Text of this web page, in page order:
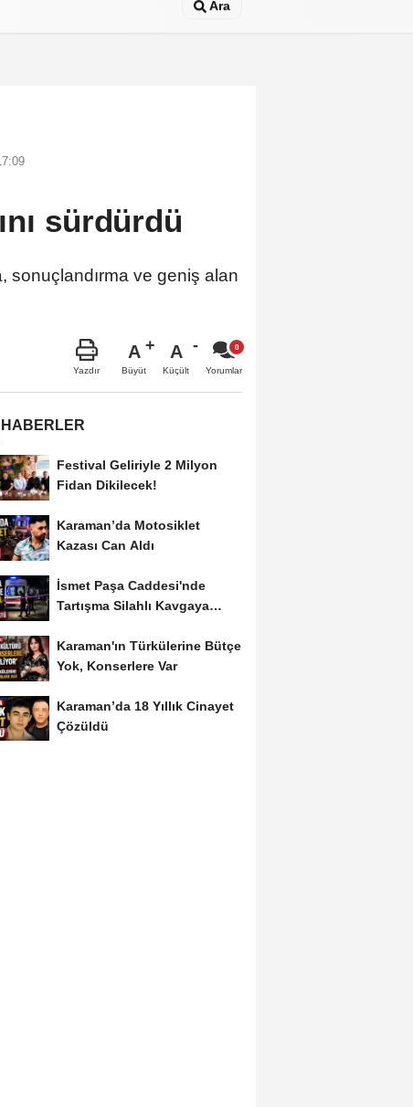
Ara
sürdürdü
sonuçlandırma ve geniş alan
Yazdır
A
Büyüt
A
Küçült Yorumlar
Festival Geliriyle 2 Milyon
Fidan Dikilecek!
Karaman’da Motosiklet
Kazası Can Aldı
İsmet Paşa Caddesi'nde
Tartışma Silahlı Kavgaya
Karaman'ın Türkülerine Bütçe
Yok, Konserlere Var
Karaman’da 18 Yıllık Cinayet
Çözüldü